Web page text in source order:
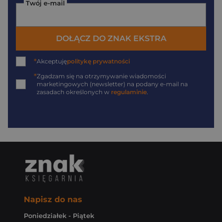
Twój e-mail
DOŁĄCZ DO ZNAK EKSTRA
*Akceptujępolitykę prywatności
*Zgadzam się na otrzymywanie wiadomości
marketingowych (newsletter) na podany e-mail na
zasadach określonych w regulaminie
Napisz do nas
Poniedziałek - Piątek